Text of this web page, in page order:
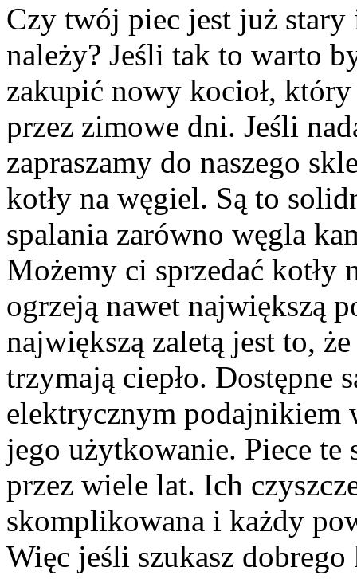
Czy twój piec jest już
należy? Jeśli tak to warto
zakupić nowy kocioł,
przez zimowe dni. Jeśli
zapraszamy do naszego
kotły na węgiel. Są to
spalania zarówno węgla
Możemy ci sprzedać kotły
ogrzeją nawet największą
największą zaletą jest to,
trzymają ciepło. Dostępne
elektrycznym podajnikiem
jego użytkowanie. Piece te
przez wiele lat. Ich
skomplikowana i każdy
Więc jeśli szukasz